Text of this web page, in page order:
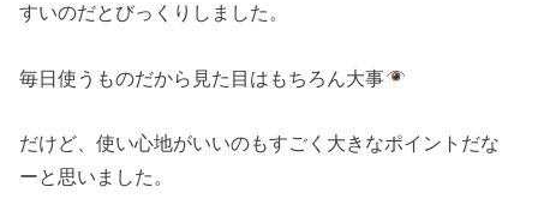
すいのだとびっくりしました。
毎日使うものだから見た目はもちろん大事
だけど、使い心地がいいのもすごく大きなポイントだな
ーと思いました。